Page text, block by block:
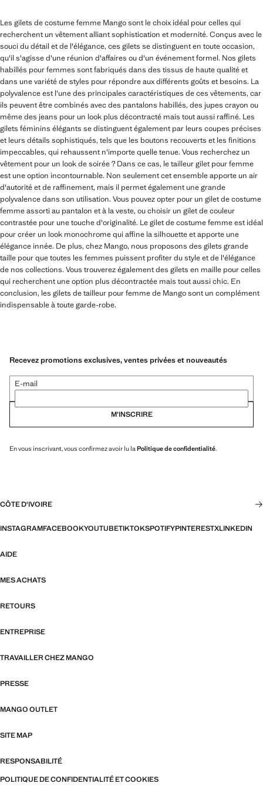
Les gilets de costume femme Mango sont le choix idéal pour celles qui
recherchent un vêtement alliant sophistication et modernité. Conçus avec le
souci du détail et de l'élégance, ces gilets se distinguent en toute occasion,
qu'il s'agisse d'une réunion d'affaires ou d'un événement formel. Nos gilets
habillés pour femmes sont fabriqués dans des tissus de haute qualité et
dans une variété de styles pour répondre aux différents goûts et besoins. La
polyvalence est l'une des principales caractéristiques de ces vêtements, car
ils peuvent être combinés avec des pantalons habillés, des jupes crayon ou
même des jeans pour un look plus décontracté mais tout aussi raffiné. Les
gilets féminins élégants se distinguent également par leurs coupes précises
et leurs détails sophistiqués, tels que les boutons recouverts et les finitions
impeccables, qui rehaussent n'importe quelle tenue. Vous recherchez un
vêtement pour un look de soirée ? Dans ce cas, le tailleur gilet pour femme
est une option incontournable. Non seulement cet ensemble apporte un air
d'autorité et de raffinement, mais il permet également une grande
polyvalence dans son utilisation. Vous pouvez opter pour un gilet de costume
femme assorti au pantalon et à la veste, ou choisir un gilet de couleur
contrastée pour une touche d'originalité. Le gilet de costume femme est idéal
pour créer un look monochrome qui affine la silhouette et apporte une
élégance innée. De plus, chez Mango, nous proposons des gilets grande
taille pour que toutes les femmes puissent profiter du style et de l'élégance
de nos collections. Vous trouverez également des gilets en maille pour celles
qui recherchent une option plus décontractée mais tout aussi chic. En
conclusion, les gilets de tailleur pour femme de Mango sont un complément
indispensable à toute garde-robe.
Recevez promotions exclusives, ventes privées et nouveautés
E-mail
M’INSCRIRE
En vous inscrivant, vous confirmez avoir lu laPolitique de confidentialité.
CÔTE D'IVOIRE
INSTAGRAMFACEBOOKYOUTUBETIKTOKSPOTIFYPINTERESTXLINKEDIN
AIDE
MES ACHATS
RETOURS
ENTREPRISE
TRAVAILLER CHEZ MANGO
PRESSE
MANGO OUTLET
SITE MAP
RESPONSABILITÉ
POLITIQUE DE CONFIDENTIALITÉ ET COOKIES